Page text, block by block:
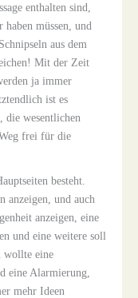
enthalten sind,
müssen, und
aus dem
Mit der Zeit
ja immer
ist es
die wesentlichen
frei für die
besteht.
anzeigen, und auch
anzeigen, eine
und eine weitere soll
wollte eine
eine Alarmierung,
mehr Ideen